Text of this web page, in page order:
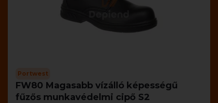
Portwest
FW80 Magasabb vízálló képességű
fűzős munkavédelmi cipő S2